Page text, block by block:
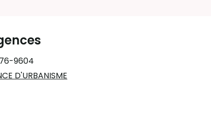
9604
D'URBANISME